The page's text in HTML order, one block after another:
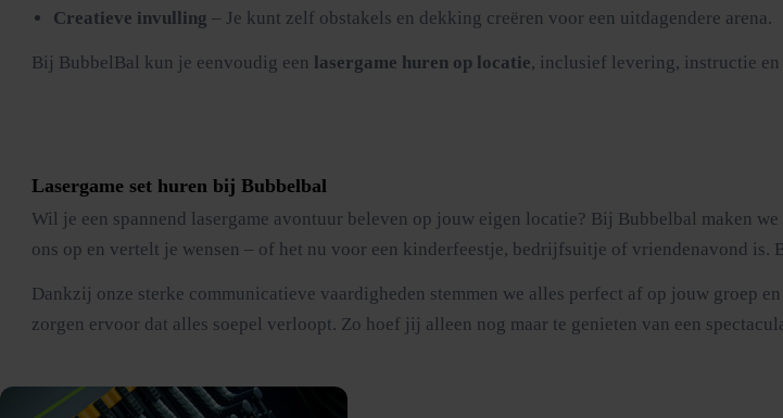
Creatieve invulling – Je kunt zelf obstakels en dekking creëren voor een uitdagendere arena.
Bij BubbelBal kun je eenvoudig een lasergame huren op locatie, inclusief levering, instructie
Lasergame set huren bij Bubbelbal
Wil je een spannend lasergame avontuur beleven op jouw eigen locatie? Bij Bubbelbal maken
ons op en vertelt je wensen – of het nu voor een kinderfeestje, bedrijfsuitje of vriendenavond is.
Dankzij onze sterke communicatieve vaardigheden stemmen we alles perfect af op jouw groep
zorgen ervoor dat alles soepel verloopt. Zo hoef jij alleen nog maar te genieten van een